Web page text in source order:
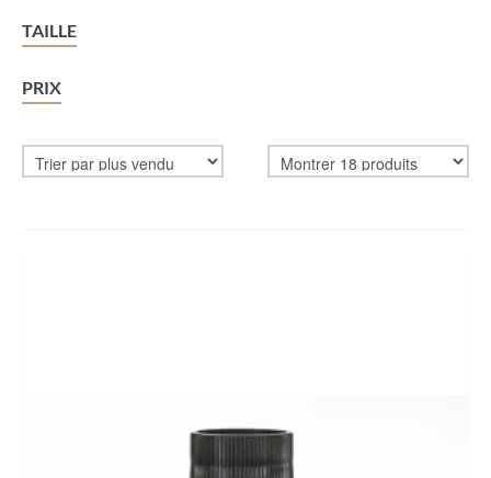
¨PRODUCTEN EN MATERIALEN
PROMOTIE
TAILLE
PRIX